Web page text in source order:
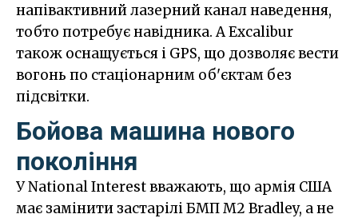
напівактивний лазерний канал наведення,
тобто потребує навідника. А Excalibur
також оснащується і GPS, що дозволяє вести
вогонь по стаціонарним об'єктам без
підсвітки.
Бойова машина нового
покоління
У National Interest вважають, що армія США
має замінити застарілі БМП M2 Bradley, а не